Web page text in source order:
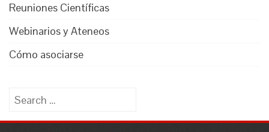
Reuniones Científicas
Webinarios y Ateneos
Cómo asociarse
Search